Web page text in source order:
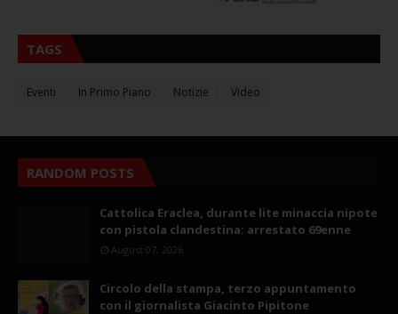
TAGS
Eventi In Primo Piano Notizie Video
RANDOM POSTS
Cattolica Eraclea, durante lite minaccia nipote
con pistola clandestina: arrestato 69enne
August 07, 2026
Circolo della stampa, terzo appuntamento
con il giornalista Giacinto Pipitone